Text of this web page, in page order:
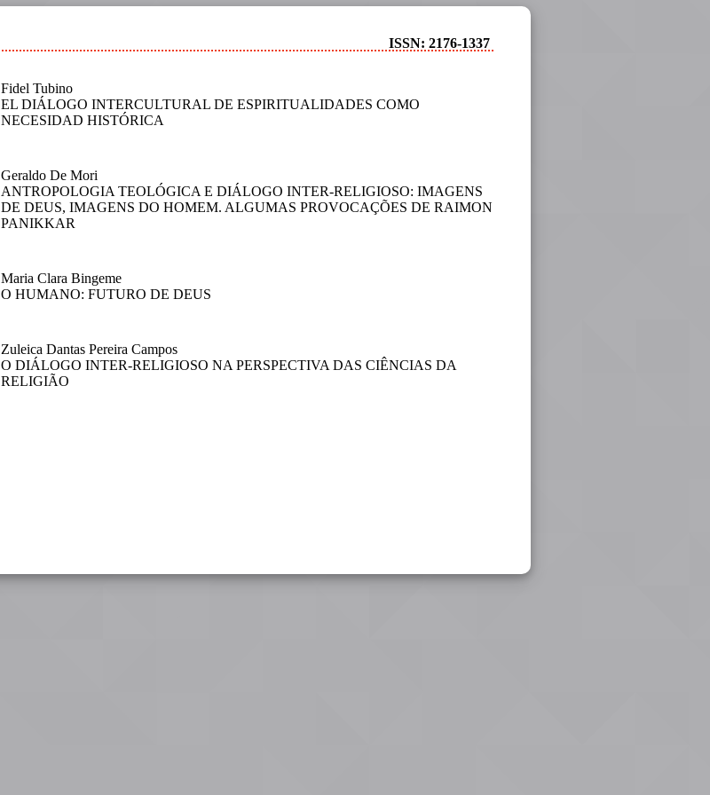
ISSN: 2176-1337
Fidel Tubino
EL DIÁLOGO INTERCULTURAL DE ESPIRITUALIDADES COMO
NECESIDAD HISTÓRICA
Geraldo De Mori
ANTROPOLOGIA TEOLÓGICA E DIÁLOGO INTER-RELIGIOSO: IMAGENS
DE DEUS, IMAGENS DO HOMEM. ALGUMAS PROVOCAÇÕES DE RAIMON
PANIKKAR
Maria Clara Bingeme
O HUMANO: FUTURO DE DEUS
Zuleica Dantas Pereira Campos
O DIÁLOGO INTER-RELIGIOSO NA PERSPECTIVA DAS CIÊNCIAS DA
RELIGIÃO